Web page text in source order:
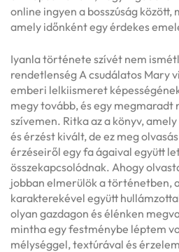
online ingyen a bosszúság
amely időnként egy érdekes
Iyanla története szívét nem
rendetlenség A csudálatos Mary
emberi lelkiismeret
megy tovább, és egy megmaradt
szívemen. Ritka az a könyv,
és érzést kivált, de ez meg
érzéseiről egy fa ágaival együtt
összekapcsolódnak. Ahogy
jobban elmerülök a történetben,
karakterekével együtt
olyan gazdagon és élénken
mintha egy festménybe léptem
mélységgel, textúrával és